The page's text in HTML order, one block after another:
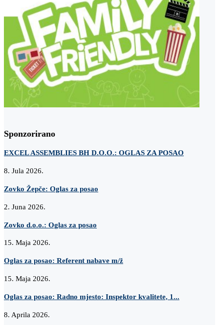
Sponzorirano
EXCEL ASSEMBLIES BH D.O.O.: OGLAS ZA POSAO
8. Jula 2026.
Zovko Žepče: Oglas za posao
2. Juna 2026.
Zovko d.o.o.: Oglas za posao
15. Maja 2026.
Oglas za posao: Referent nabave m/ž
15. Maja 2026.
Oglas za posao: Radno mjesto: Inspektor kvalitete, 1...
8. Aprila 2026.